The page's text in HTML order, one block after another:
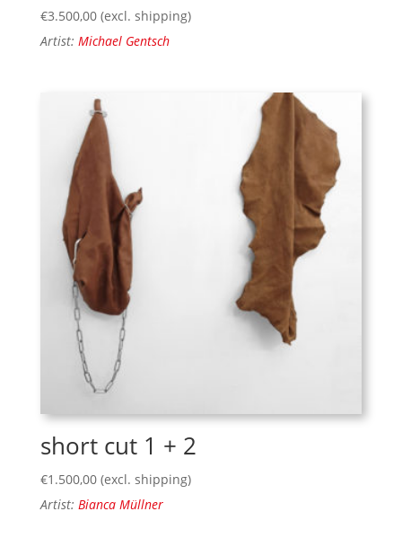
€3.500,00 (excl. shipping)
Artist: Michael Gentsch
short cut 1 + 2
€1.500,00 (excl. shipping)
Artist: Bianca Müllner